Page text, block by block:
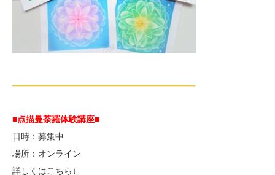
—————————————————————-
■点描曼荼羅体験講座■
日時：募集中
場所：オンライン
詳しくはこちら↓